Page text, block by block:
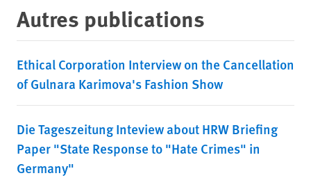
Autres publications
Ethical Corporation Interview on the Cancellation
of Gulnara Karimova's Fashion Show
Die Tageszeitung Inteview about HRW Briefing
Paper "State Response to "Hate Crimes" in
Germany"